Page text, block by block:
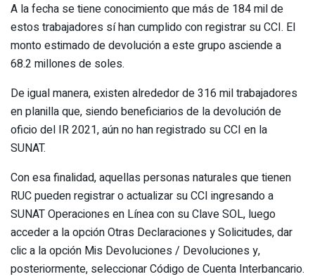
A la fecha se tiene conocimiento que más de 184 mil de
estos trabajadores sí han cumplido con registrar su CCI. El
monto estimado de devolución a este grupo asciende a
68.2 millones de soles.
De igual manera, existen alrededor de 316 mil trabajadores
en planilla que, siendo beneficiarios de la devolución de
oficio del IR 2021, aún no han registrado su CCI en la
SUNAT.
Con esa finalidad, aquellas personas naturales que tienen
RUC pueden registrar o actualizar su CCI ingresando a
SUNAT Operaciones en Línea con su Clave SOL, luego
acceder a la opción Otras Declaraciones y Solicitudes, dar
clic a la opción Mis Devoluciones / Devoluciones y,
posteriormente, seleccionar Código de Cuenta Interbancario.